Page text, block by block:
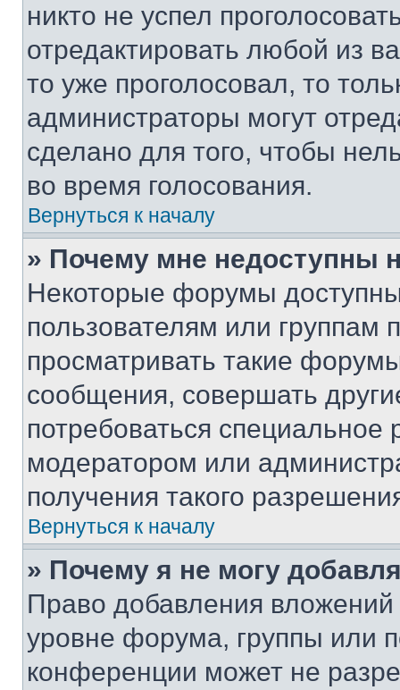
никто не успел
отредактировать любой из
то уже проголосовал, то
администраторы могут
сделано для того, чтобы
во время голосования.
Вернуться к началу
» Почему мне недоступны
Некоторые форумы
пользователям или группам
просматривать такие
сообщения, совершать
потребоваться
модератором или
получения такого
Вернуться к началу
» Почему я не могу
Право добавления
уровне форума, группы или
конференции может не